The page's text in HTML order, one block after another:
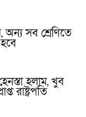
অন্য সব শ্রেণিতে
হলাম, খুব
রাষ্ট্রপতি